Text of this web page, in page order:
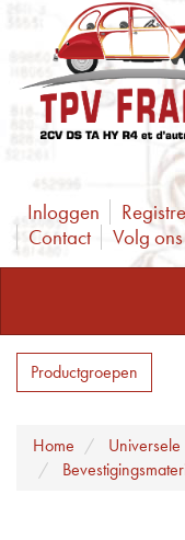
Inloggen
Contact
Volg
Productgroepen
Home